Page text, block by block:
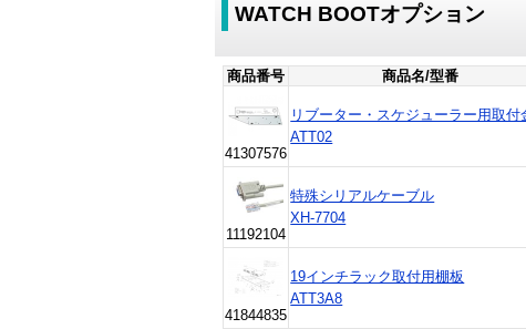
WATCH BOOTオプション
商品番号 商品名/型番
41307576
リブーター・スケジューラー用取付
ATT02
11192104
特殊シリアルケーブル
XH-7704
41844835
19インチラック取付用棚板
ATT3A8